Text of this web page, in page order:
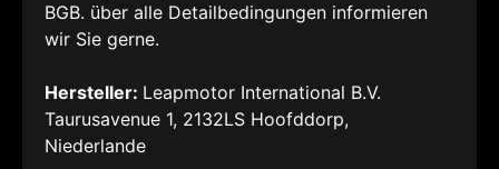
BGB. über alle Detailbedingungen informieren
wir Sie gerne.
Hersteller: Leapmotor International B.V.
Taurusavenue 1, 2132LS Hoofddorp,
Niederlande